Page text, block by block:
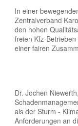
In einer
Zentralverband
den hohen
freien Kfz-
einer fairen
Dr. Jochen
als der Sturm -
Anforderungen an